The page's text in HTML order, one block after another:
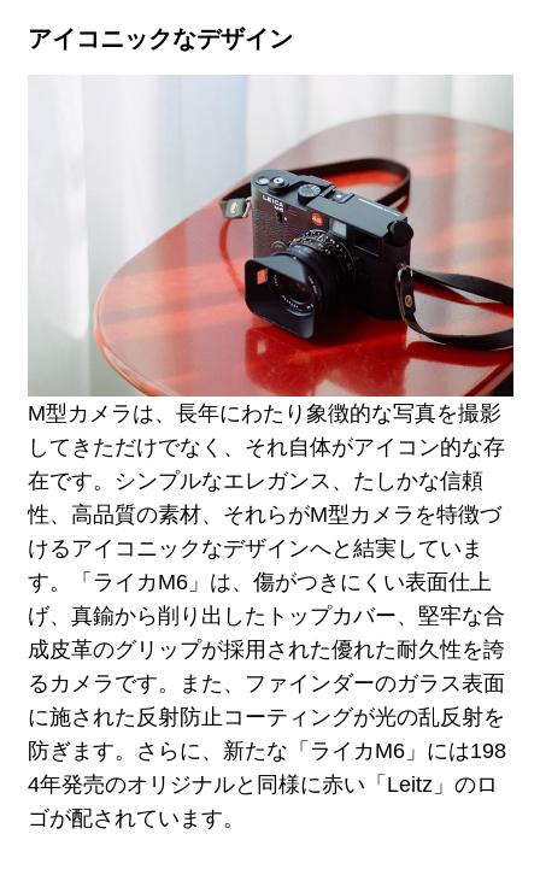
アイコニックなデザイン
M型カメラは、長年にわたり象徴的な写真を撮影
してきただけでなく、それ自体がアイコン的な存
在です。シンプルなエレガンス、たしかな信頼
性、高品質の素材、それらがM型カメラを特徴づ
けるアイコニックなデザインへと結実していま
す。「ライカM6」は、傷がつきにくい表面仕上
げ、真鍮から削り出したトップカバー、堅牢な合
成皮革のグリップが採用された優れた耐久性を誇
るカメラです。また、ファインダーのガラス表面
に施された反射防止コーティングが光の乱反射を
防ぎます。さらに、新たな「ライカM6」には198
4年発売のオリジナルと同様に赤い「Leitz」のロ
ゴが配されています。